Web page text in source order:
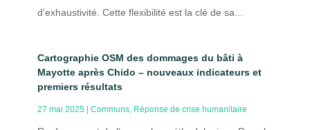
d’exhaustivité. Cette flexibilité est la clé de sa...
Cartographie OSM des dommages du bâti à
Mayotte après Chido – nouveaux indicateurs et
premiers résultats
27 mai 2025 Communs, Réponse de crise humanitaire